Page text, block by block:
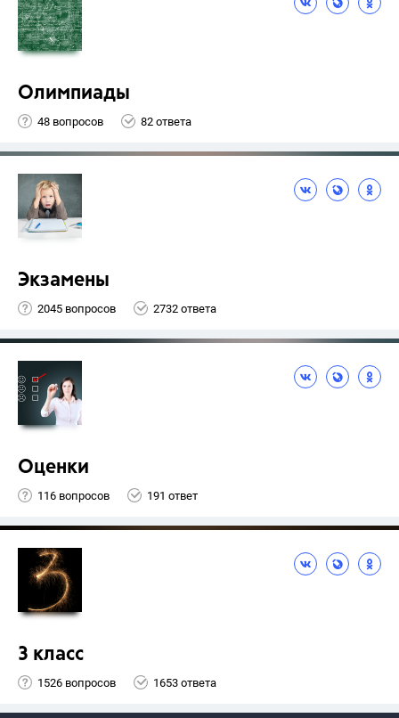
Олимпиады
48 вопросов 82 ответа
Экзамены
2045 вопросов 2732 ответа
Оценки
116 вопросов 191 ответ
3 класс
1526 вопросов 1653 ответа